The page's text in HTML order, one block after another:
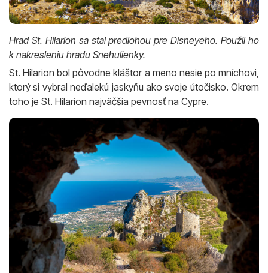
Hrad St. Hilarion sa stal predlohou pre Disneyeho. Použil ho
k nakresleniu hradu Snehulienky.
St. Hilarion bol pôvodne kláštor a meno nesie po mníchovi,
ktorý si vybral neďalekú jaskyňu ako svoje útočisko. Okrem
toho je St. Hilarion najväčšia pevnosť na Cypre.